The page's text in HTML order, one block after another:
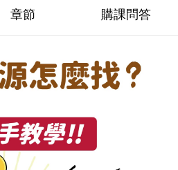
章節 購課問答